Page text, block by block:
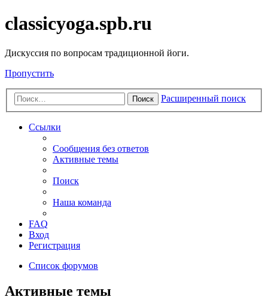
classicyoga.spb.ru
Дискуссия по вопросам традиционной йоги.
Пропустить
Поиск Расширенный поиск
Ссылки
Сообщения без ответов
Активные темы
Поиск
Наша команда
FAQ
Вход
Регистрация
Список форумов
Активные темы